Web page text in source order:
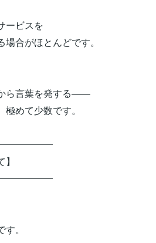
ービスを
場合がほとんどです。
ら言葉を発する——
めて少数です。
。